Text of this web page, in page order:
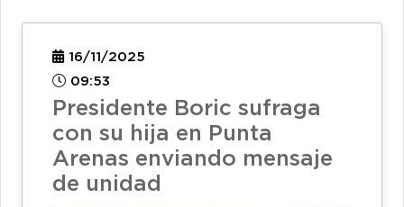
16/11/2025
09:53
Presidente Boric sufraga
con su hija en Punta
Arenas enviando mensaje
de unidad